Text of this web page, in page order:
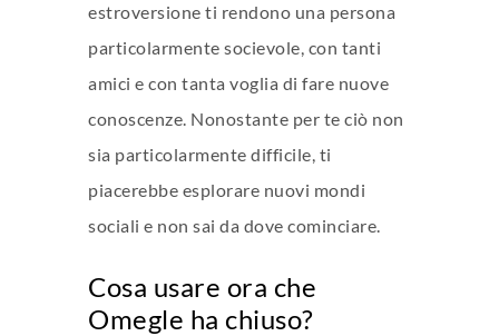
estroversione ti rendono una persona
particolarmente socievole, con tanti
amici e con tanta voglia di fare nuove
conoscenze. Nonostante per te ciò non
sia particolarmente difficile, ti
piacerebbe esplorare nuovi mondi
sociali e non sai da dove cominciare.
Cosa usare ora che
Omegle ha chiuso?